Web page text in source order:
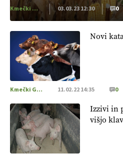
Kmečki Glas 03.03.23 12:30 0
Novi
Kmečki Glas 11.02.22 14:35 0
Izzivi in
višjo